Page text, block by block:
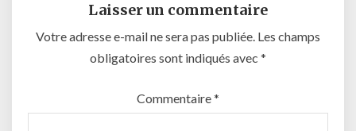
Laisser un commentaire
Votre adresse e-mail ne sera pas publiée. Les champs
obligatoires sont indiqués avec *
Commentaire*